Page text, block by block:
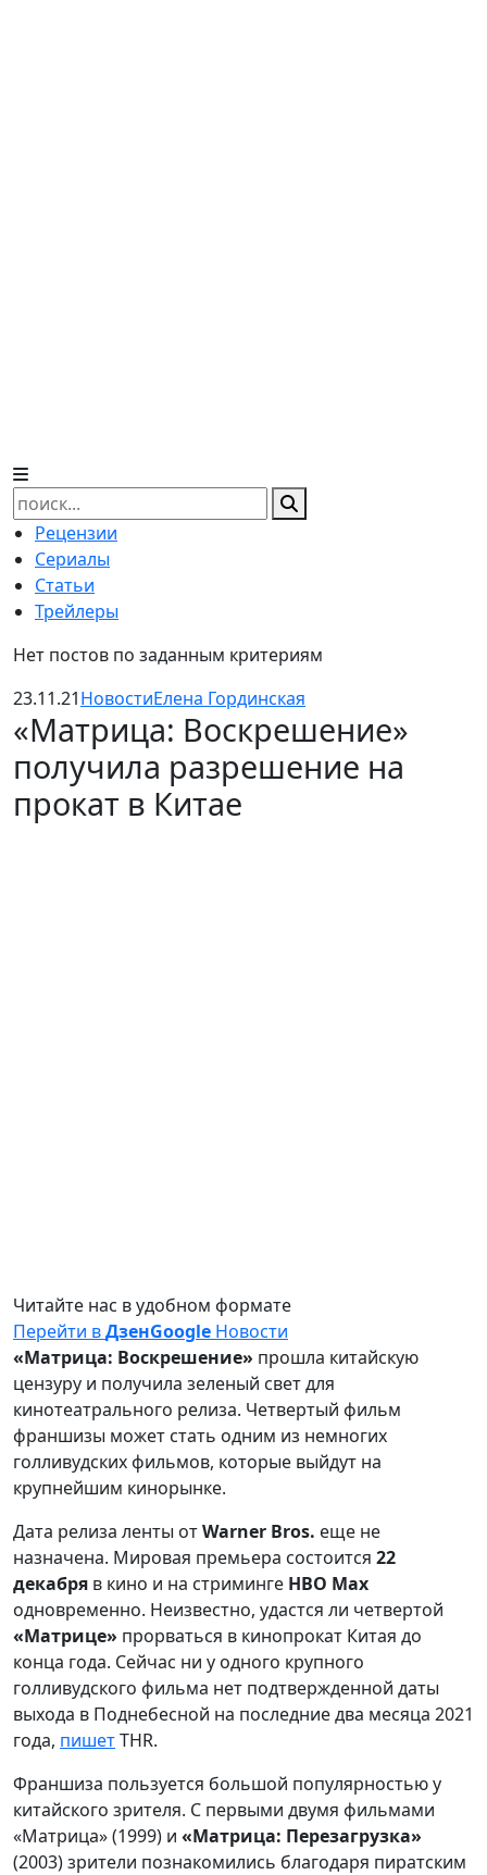
Найти:
Рецензии
Сериалы
Статьи
Трейлеры
Нет постов по заданным критериям
23.11.21НовостиЕлена Гординская
«Матрица: Воскрешение»
получила разрешение на
прокат в Китае
Читайте нас в удобном формате
Перейти вДзенGoogle Новости
«Матрица: Воскрешение» прошла китайскую
цензуру и получила зеленый свет для
кинотеатрального релиза. Четвертый фильм
франшизы может стать одним из немногих
голливудских фильмов, которые выйдут на
крупнейшим кинорынке.
Дата релиза ленты отWarner Bros. еще не
назначена. Мировая премьера состоится 22
декабря в кино и на стриминге HBO Max
одновременно. Неизвестно, удастся ли четвертой
«Матрице» прорваться в кинопрокат Китая до
конца года. Сейчас ни у одного крупного
голливудского фильма нет подтвержденной даты
выхода в Поднебесной на последние два месяца 2021
года, пишетTHR.
Франшиза пользуется большой популярностью у
китайского зрителя. С первыми двумя фильмами
«Матрица» (1999) и «Матрица: Перезагрузка»
(2003) зрители познакомились благодаря пиратским